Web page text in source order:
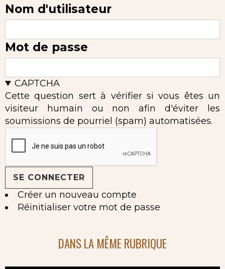
Nom d'utilisateur
Mot de passe
CAPTCHA
Cette question sert à vérifier si vous êtes un
visiteur humain ou non afin d'éviter les
soumissions de pourriel (spam) automatisées.
Créer un nouveau compte
Réinitialiser votre mot de passe
DANS LA MÊME RUBRIQUE